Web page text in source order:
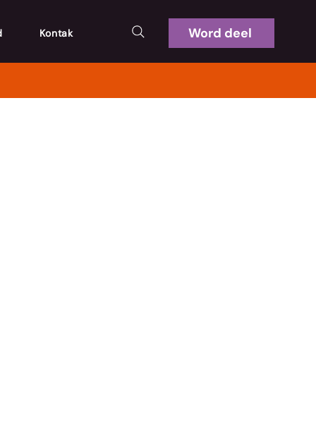
Kontak Word deel